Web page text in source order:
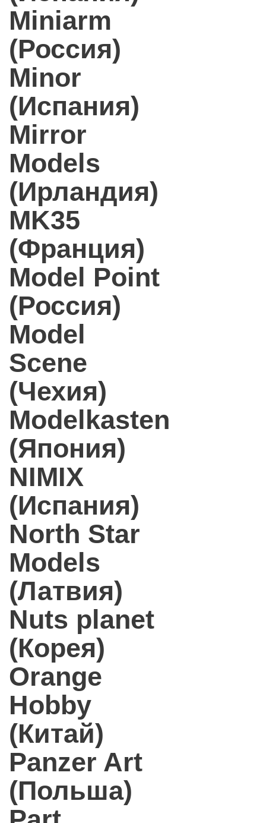
Miniarm
(Россия)
Minor
(Испания)
Mirror
Models
(Ирландия)
MK35
(Франция)
Model Point
(Россия)
Model
Scene
(Чехия)
Modelkasten
(Япония)
NIMIX
(Испания)
North Star
Models
(Латвия)
Nuts planet
(Корея)
Orange
Hobby
(Китай)
Panzer Art
(Польша)